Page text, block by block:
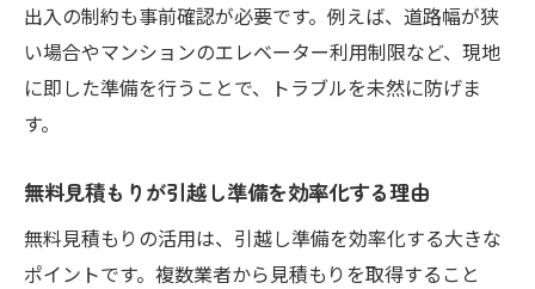
出入の制約も事前確認が必要です。例えば、道路幅が狭
い場合やマンションのエレベーター利用制限など、現地
に即した準備を行うことで、トラブルを未然に防げま
す。
無料見積もりが引越し準備を効率化する理由
無料見積もりの活用は、引越し準備を効率化する大きな
ポイントです。複数業者から見積もりを取得すること